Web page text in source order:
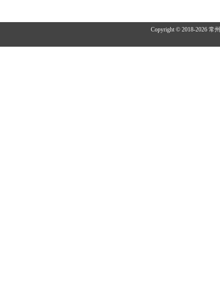
Copyright © 2018-2026 常